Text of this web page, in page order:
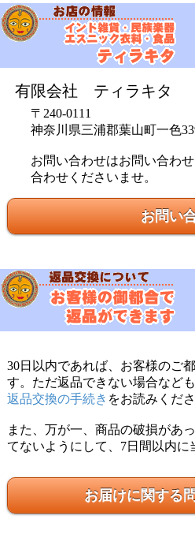
有限会社 ティラキタ
〒240-0111
神奈川県三浦郡葉山町一色
お問い合わせはお問い合わ
合わせくださいませ。
お問い
30日以内であれば、お客様のご
す。ただ返品できない場合など
返品交換の手続き をお読みくださ
また、万が一、商品の破損があ
てないようにして、7日間以内に
お届けに関する